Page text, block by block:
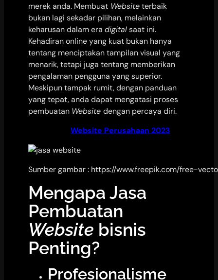
merek anda. Membuat Websiteterbaik
bukan lagi sekadar pilihan, melainkan
keharusan dalam era digitalsaat ini.
Kehadiran online yang kuat bukan hanya
tentang menciptakan tampilan visual yang
menarik, tetapi juga tentang memberikan
pengalaman pengguna yang superior.
Meskipun tampak rumit, dengan panduan
yang tepat, anda dapat mengatasi proses
pembuatan Website dengan percaya diri.
Website Perusahaan 2023
Sumber gambar : https://www.freepik.com/free-
Mengapa Jasa
Pembuatan
Website bisnis
Penting?
Profesionalisme